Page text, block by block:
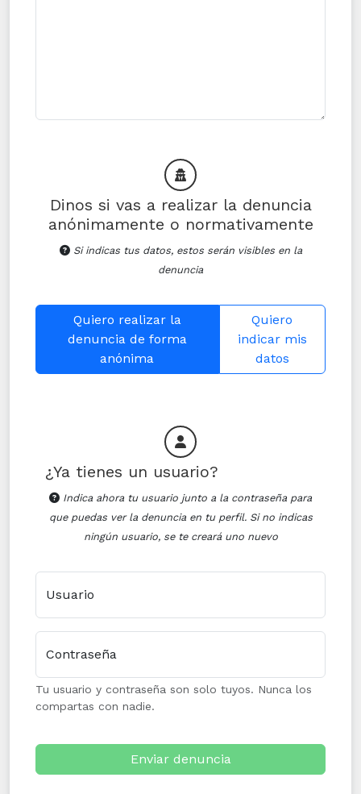
Dinos si vas a realizar la denuncia
anónimamente o normativamente
Si indicas tus datos, estos serán visibles en la
denuncia
Quiero realizar la
denuncia de forma
anónima
Quiero
indicar mis
datos
¿Ya tienes un usuario?
Indica ahora tu usuario junto a la contraseña para
que puedas ver la denuncia en tu perfil. Si no indicas
ningún usuario, se te creará uno nuevo
Usuario
Contraseña
Tu usuario y contraseña son solo tuyos. Nunca los
compartas con nadie.
Enviar denuncia